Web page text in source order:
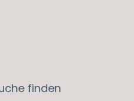
finden